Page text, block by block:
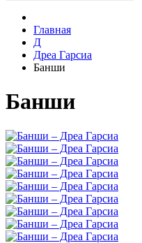
Главная
Д
Дреа Гарсиа
Банши
Банши